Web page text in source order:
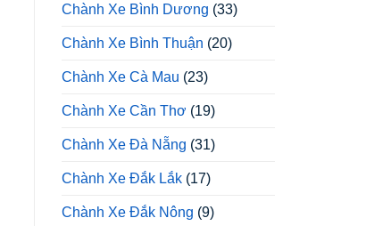
Chành Xe Bình Dương (33)
Chành Xe Bình Thuận (20)
Chành Xe Cà Mau (23)
Chành Xe Cần Thơ (19)
Chành Xe Đà Nẵng (31)
Chành Xe Đắk Lắk (17)
Chành Xe Đắk Nông (9)